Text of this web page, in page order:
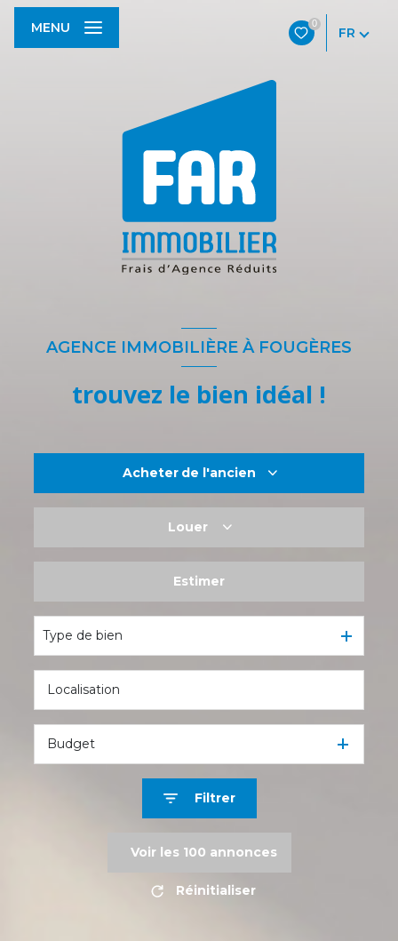
0
FR
MENU
AGENCE IMMOBILIÈRE À FOUGÈRES
trouvez le bien idéal !
Acheter de l'ancien
Louer
Estimer
Type de bien
Budget
Filtrer
Voir les 100 annonces
Réinitialiser